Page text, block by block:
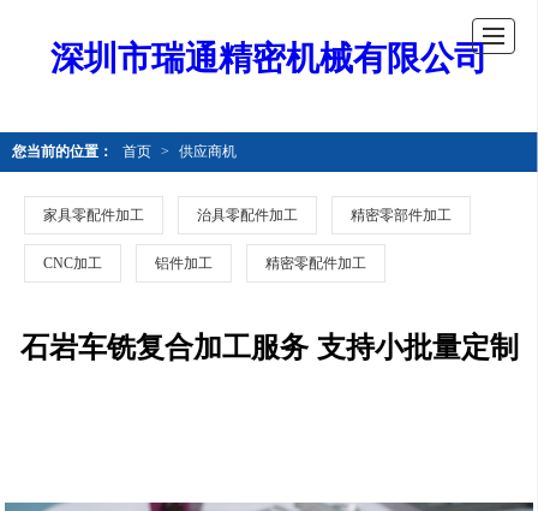
深圳市瑞通精密机械有限公司
您当前的位置： 首页 > 供应商机
家具零配件加工 治具零配件加工 精密零部件加工
CNC加工 铝件加工 精密零配件加工
石岩车铣复合加工服务 支持小批量定制